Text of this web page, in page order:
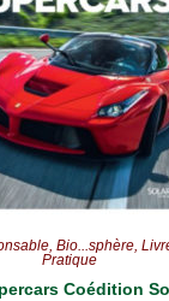
, Bio...sphère,
Pratique
Coédition